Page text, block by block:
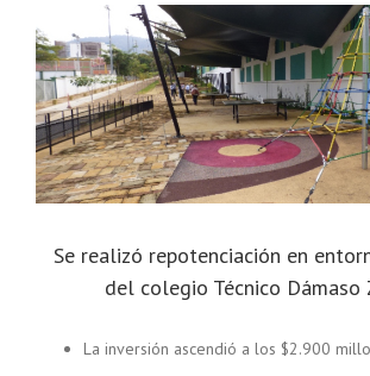
Se realizó repotenciación en
del colegio Técnico Dámaso
La inversión ascendió a los $2.900